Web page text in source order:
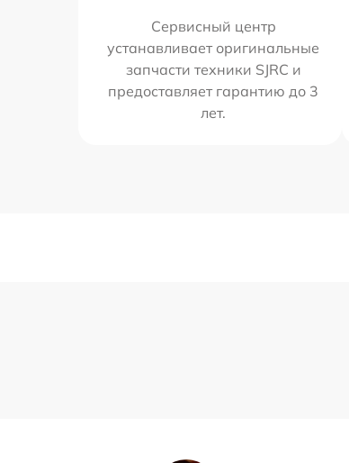
Сервисный центр
устанавливает оригинальные
запчасти техники SJRC и
предоставляет гарантию до 3
лет.